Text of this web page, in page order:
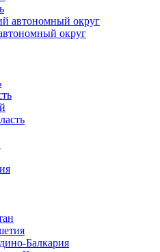
автономный округ
округ
Балкария